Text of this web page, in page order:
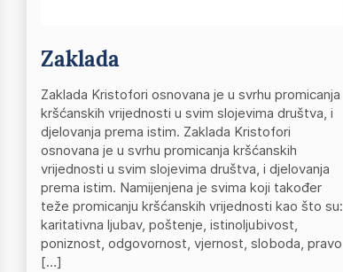
Zaklada
Zaklada Kristofori osnovana je u svrhu promicanja
kršćanskih vrijednosti u svim slojevima društva, i
djelovanja prema istim. Zaklada Kristofori
osnovana je u svrhu promicanja kršćanskih
vrijednosti u svim slojevima društva, i djelovanja
prema istim. Namijenjena je svima koji također
teže promicanju kršćanskih vrijednosti kao što su:
karitativna ljubav, poštenje, istinoljubivost,
poniznost, odgovornost, vjernost, sloboda, pravo
[…]